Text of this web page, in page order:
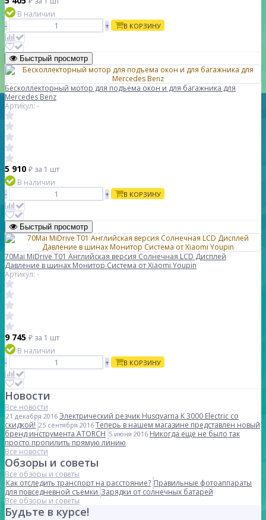
В наличии
-
+ В КОРЗИНУ
Быстрый просмотр
Бесколлекторный мотор для подъема окон и для багажника для
Mercedes Benz
Артикул: -
5 910 ₽ за 1 шт
В наличии
-
+ В КОРЗИНУ
Быстрый просмотр
70Mai MiDrive T01 Английская версия Солнечная LCD Дисплей
Давление в шинах Монитор Система от Xiaomi Youpin
Артикул: -
9 745 ₽ за 1 шт
В наличии
-
+ В КОРЗИНУ
Новости
Все новости
21 декабря 2016 Электрический резчик Husqvarna K 3000 Electric со
скидкой! 25 сентября 2016 Теперь в нашем магазине представлен новый
бренд инструмента ATORCH 5 июня 2016 Никогда еще не было так
просто пропилить прямую линию
Все новости
Обзоры и советы
Все обзоры и советы
Как отследить транспорт на расстояние? Правильные фотоаппараты
для повседневной съемки Зарядки от солнечных батарей
Все обзоры и советы
Будьте в курсе!